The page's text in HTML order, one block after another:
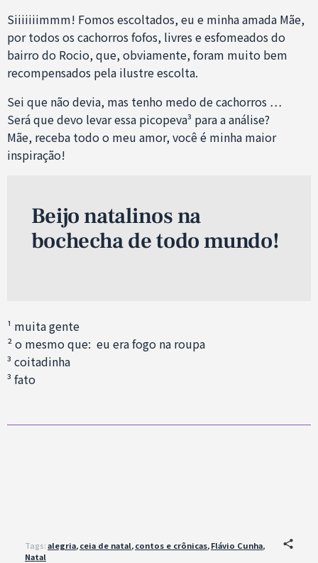
Siiiiiiimmm! Fomos escoltados, eu e minha amada Mãe,
por todos os cachorros fofos, livres e esfomeados do
bairro do Rocio, que, obviamente, foram muito bem
recompensados pela ilustre escolta.
Sei que não devia, mas tenho medo de cachorros …
Será que devo levar essa picopeva³ para a análise?
Mãe, receba todo o meu amor, você é minha maior
inspiração!
Beijo natalinos na
bochecha de todo mundo!
¹ muita gente
² o mesmo que: eu era fogo na roupa
³ coitadinha
³ fato
Tags:alegria,ceia de natal,contos e crônicas,Flávio Cunha,
Natal